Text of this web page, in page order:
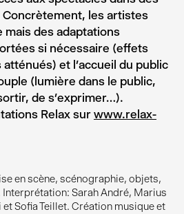
en scène, scénographie, objets,
Sarah André, Marius
Sofia Teillet. Création musique et
les artistes
des adaptations
si nécessaire (effets
et l’accueil du public
(lumière dans le public,
de s’exprimer…).
Relax sur www.relax-